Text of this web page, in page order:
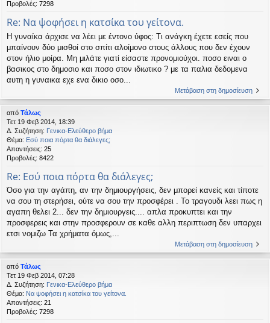
Προβολές: 7298
Re: Να ψοφήσει η κατσίκα του γείτονα.
Η γυναίκα άρχισε να λέει με έντονο ύφος: Τι ανάγκη έχετε εσείς που
μπαίνουν δύο μισθοί στο σπίτι αλοίμονο στους άλλους που δεν έχουν
στον ήλιο μοίρα. Μη μιλάτε γιατί είσαστε προνομιούχοι. ποσο ειναι ο
βασικος στο δημοσιο και ποσο στον ιδιωτικο ? με τα παλια δεδομενα
αυτη η γυναικα εχε ενα δικιο οσο...
Μετάβαση στη δημοσίευση
από Τάλως
Τετ 19 Φεβ 2014, 18:39
Δ. Συζήτηση: Γενικα-Ελεύθερο βήμα
Θέμα: Εσύ ποια πόρτα θα διάλεγες;
Απαντήσεις: 25
Προβολές: 8422
Re: Εσύ ποια πόρτα θα διάλεγες;
Όσο για την αγάπη, αν την δημιουργήσεις, δεν μπορεί κανείς και τίποτε
να σου τη στερήσει, ούτε να σου την προσφέρει . Το τραγουδι λεει πως η
αγαπη θελει 2... δεν την δημιουργεις.... απλα προκυπτει και την
προσφερεις και στην προσφερουν σε καθε αλλη περιπτωση δεν υπαρχει
ετσι νομιζω Τα χρήματα όμως,...
Μετάβαση στη δημοσίευση
από Τάλως
Τετ 19 Φεβ 2014, 07:28
Δ. Συζήτηση: Γενικα-Ελεύθερο βήμα
Θέμα: Να ψοφήσει η κατσίκα του γείτονα.
Απαντήσεις: 21
Προβολές: 7298